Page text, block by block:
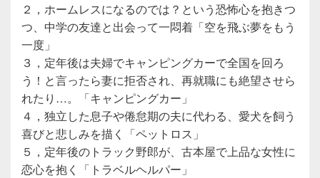
２，ホームレスになるのでは？という恐怖心を抱きつ
つ、中学の友達と出会って一悶着「空を飛ぶ夢をもう
一度」
３，定年後は夫婦でキャンピングカーで全国を回ろ
う！と言ったら妻に拒否され、再就職にも絶望させら
れたり…。「キャンピングカー」
４，独立した息子や倦怠期の夫に代わる、愛犬を飼う
喜びと悲しみを描く「ペットロス」
５，定年後のトラック野郎が、古本屋で上品な女性に
恋心を抱く「トラベルヘルパー」